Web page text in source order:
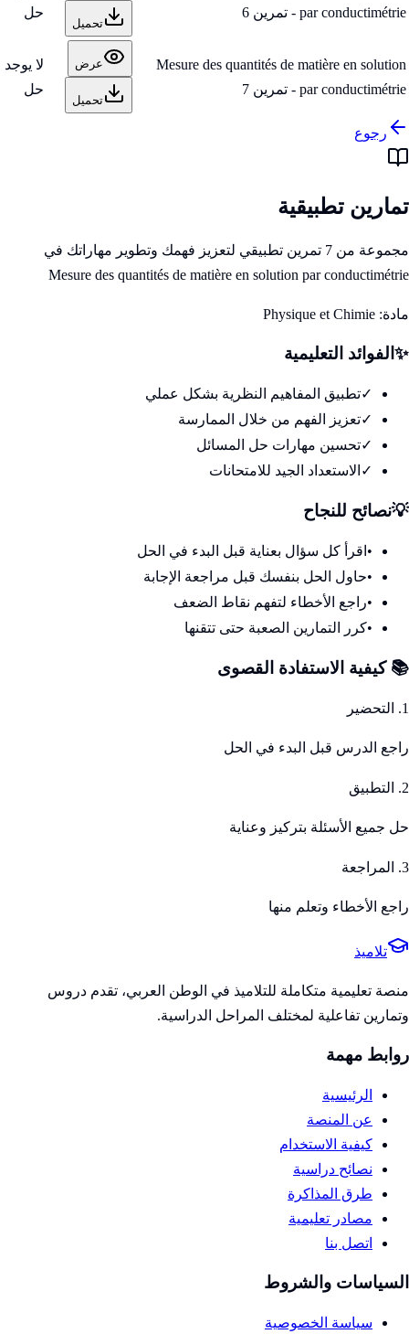
par conductimétrie - تمرين 6
تحميل
حل
Mesure des quantités de matière en solution
par conductimétrie - تمرين 7
عرض
تحميل
لا يوجد
حل
رجوع
تمارين تطبيقية
مجموعة من 7 تمرين تطبيقي لتعزيز فهمك وتطوير مهاراتك في
Mesure des quantités de matière en solution par conductimétrie
مادة: Physique et Chimie
✨ الفوائد التعليمية
✓تطبيق المفاهيم النظرية بشكل عملي
✓تعزيز الفهم من خلال الممارسة
✓تحسين مهارات حل المسائل
✓ الاستعداد الجيد للامتحانات
💡نصائح للنجاح
• اقرأ كل سؤال بعناية قبل البدء في الحل
•حاول الحل بنفسك قبل مراجعة الإجابة
•راجع الأخطاء لتفهم نقاط الضعف
•كرر التمارين الصعبة حتى تتقنها
📚 كيفية الاستفادة القصوى
1. التحضير
راجع الدرس قبل البدء في الحل
2. التطبيق
حل جميع الأسئلة بتركيز وعناية
3. المراجعة
راجع الأخطاء وتعلم منها
تلاميذ
منصة تعليمية متكاملة للتلاميذ في الوطن العربي، تقدم دروس
وتمارين تفاعلية لمختلف المراحل الدراسية.
روابط مهمة
الرئيسية
عن المنصة
كيفية الاستخدام
نصائح دراسية
طرق المذاكرة
مصادر تعليمية
اتصل بنا
السياسات والشروط
سياسة الخصوصية